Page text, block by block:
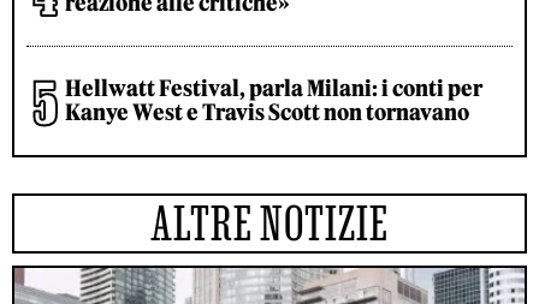
Hellwatt Festival, parla Milani: i conti per
Kanye West e Travis Scott non tornavano
ALTRE NOTIZIE